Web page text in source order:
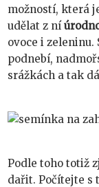
možností, která
udělat z ní
ovoce i zeleninu.
podnebí,
srážkách a tak
Podle toho totiž
dařit. Počítejte s